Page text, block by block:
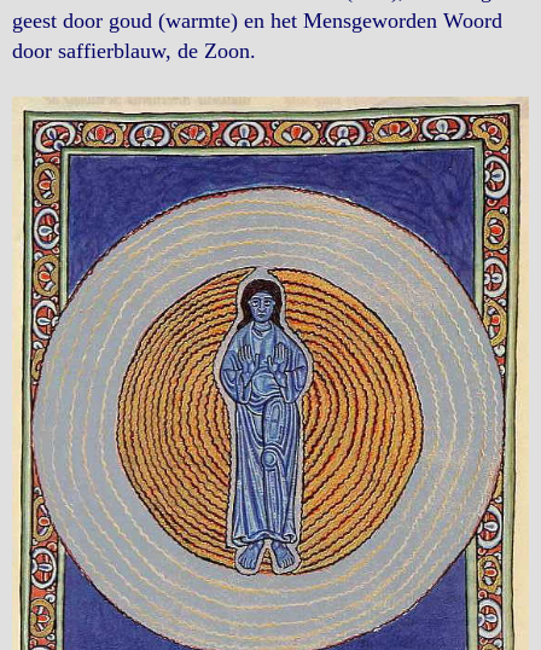
geest door goud (warmte) en het Mensgeworden Woord
door saffierblauw, de Zoon.